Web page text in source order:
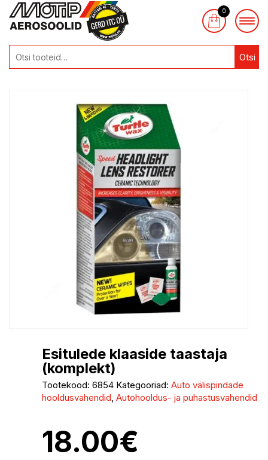
Otsi
0
Esitulede klaaside taastaja
(komplekt)
Tootekood: 6854 Kategooriad: Auto välispindade
hooldusvahendid, Autohooldus- ja puhastusvahendid
18.00€